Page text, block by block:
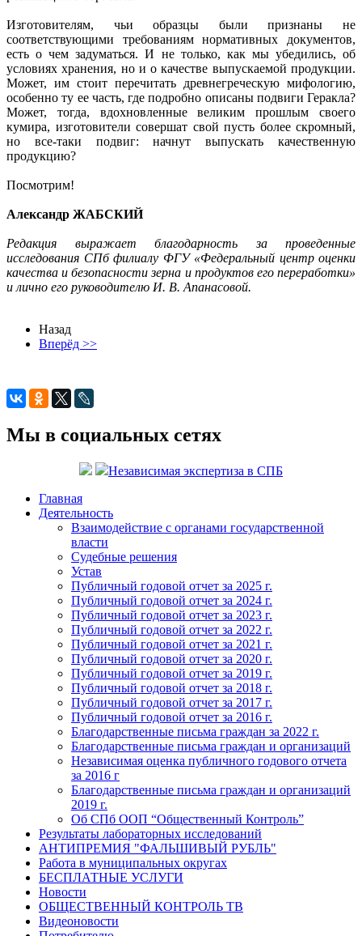
Изготовителям, чьи образцы были признаны не
соответствующими требованиям нормативных документов,
есть о чем задуматься. И не только, как мы убедились, об
условиях хранения, но и о качестве выпускаемой продукции.
Может, им стоит перечитать древнегреческую мифологию,
особенно ту ее часть, где подробно описаны подвиги Геракла?
Может, тогда, вдохновленные великим прошлым своего
кумира, изготовители совершат свой пусть более скромный,
но все-таки подвиг: начнут выпускать качественную
продукцию?
Посмотрим!
Александр ЖАБСКИЙ
Редакция выражает благодарность за проведенные
исследования СПб филиалу ФГУ «Федеральный центр оценки
качества и безопасности зерна и продуктов его переработки»
и лично его руководителю И. В. Апанасовой.
Назад
Вперёд >>
Мы в социальных сетях
Независимая экспертиза в СПБ
Главная
Деятельность
Взаимодействие с органами государственной
власти
Судебные решения
Устав
Публичный годовой отчет за 2025 г.
Публичный годовой отчет за 2024 г.
Публичный годовой отчет за 2023 г.
Публичный годовой отчет за 2022 г.
Публичный годовой отчет за 2021 г.
Публичный годовой отчет за 2020 г.
Публичный годовой отчет за 2019 г.
Публичный годовой отчет за 2018 г.
Публичный годовой отчет за 2017 г.
Публичный годовой отчет за 2016 г.
Благодарственные письма граждан за 2022 г.
Благодарственные письма граждан и организаций
Независимая оценка публичного годового отчета
за 2016 г
Благодарственные письма граждан и организаций
2019 г.
Об СПб ООП “Общественный Контроль”
Результаты лабораторных исследований
АНТИПРЕМИЯ "ФАЛЬШИВЫЙ РУБЛЬ"
Работа в муниципальных округах
БЕСПЛАТНЫЕ УСЛУГИ
Новости
ОБЩЕСТВЕННЫЙ КОНТРОЛЬ ТВ
Видеоновости